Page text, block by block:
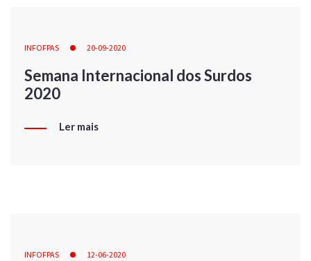
INFOFPAS 20-09-2020
Semana Internacional dos Surdos
2020
Ler mais
INFOFPAS 12-06-2020